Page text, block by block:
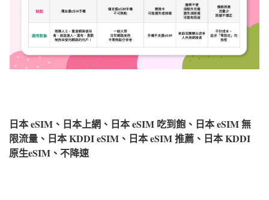
日本 eSIM、日本上網、日本 eSIM 吃到飽、日本 eSIM 無
限流量、日本 KDDI eSIM、日本 eSIM 推薦、日本 KDDI
原生eSIM、不降速